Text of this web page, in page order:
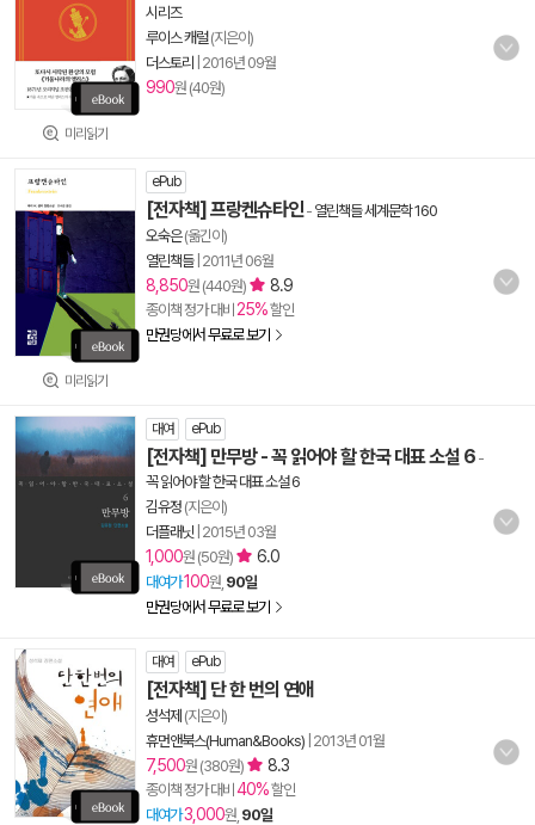
미리읽기
시리즈
루이스 캐럴(지은이)
더스토리
2016년 09월
990원 (40원)
미리읽기
ePub
[전자책] 프랑켄슈타인- 열린책들 세계문학 160
오숙은(옮긴이)
열린책들| 2011년 06월
8,850원 (440원) 8.9
종이책 정가 대비 25%할인
만권당에서 무료로 보기
대여 ePub
[전자책] 만무방 - 꼭 읽어야 할 한국 대표 소설 6 -
꼭 읽어야 할 한국 대표 소설 6
김유정 (지은이)
더플래닛 2015년 03월
1,000원 (50원) 6.0
대여가100원, 90일
만권당에서 무료로 보기
대여 ePub
[전자책] 단 한 번의 연애
성석제 (지은이)
휴먼앤북스(Human&Books) 2013년 01월
7,500원 (380원) 8.3
종이책 정가 대비 40%할인
대여가3,000원, 90일